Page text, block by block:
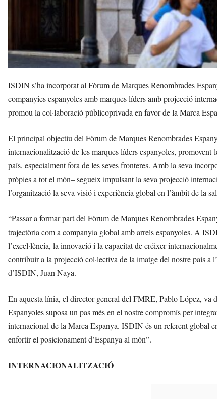
ISDIN s’ha incorporat al Fòrum de Marques Renombrades
companyies espanyoles amb marques líders amb projecció
promou la col·laboració públicoprivada en favor de la Marca
El principal objectiu del Fòrum de Marques Renombrades
internacionalització de les marques líders espanyoles,
país, especialment fora de les seves fronteres. Amb la seva
pròpies a tot el món– segueix impulsant la seva projecció
l’organització la seva visió i experiència global en l’àmbit de la
“Passar a formar part del Fòrum de Marques Renombrades
trajectòria com a companyia global amb arrels espanyoles. A
l’excel·lència, la innovació i la capacitat de créixer
contribuir a la projecció col·lectiva de la imatge del nostre país a
d’ISDIN, Juan Naya.
En aquesta línia, el director general del FMRE, Pablo López,
Espanyoles suposa un pas més en el nostre compromís per
internacional de la Marca Espanya. ISDIN és un referent global
enfortir el posicionament d’Espanya al món”.
INTERNACIONALITZACIÓ